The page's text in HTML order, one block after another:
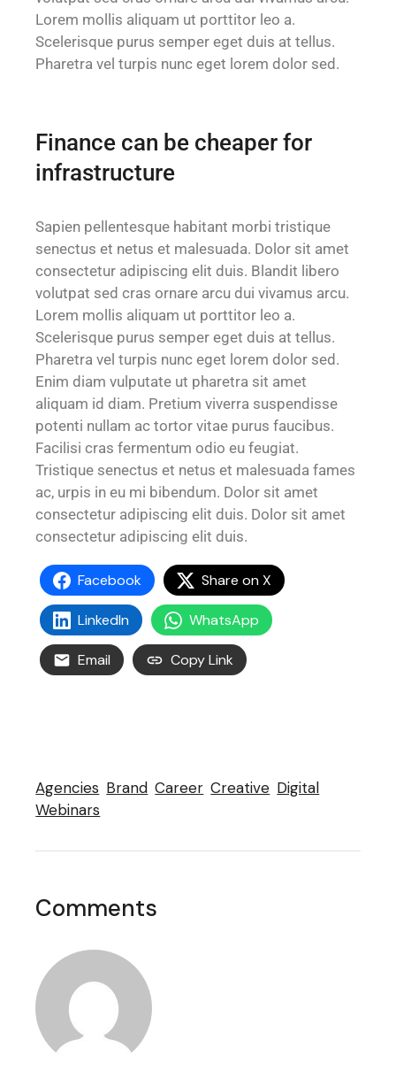
Lorem mollis aliquam ut porttitor leo a.
Scelerisque purus semper eget duis at tellus.
Pharetra vel turpis nunc eget lorem dolor sed.
Finance can be cheaper for
infrastructure
Sapien pellentesque habitant morbi tristique
senectus et netus et malesuada. Dolor sit amet
consectetur adipiscing elit duis. Blandit libero
volutpat sed cras ornare arcu dui vivamus arcu.
Lorem mollis aliquam ut porttitor leo a.
Scelerisque purus semper eget duis at tellus.
Pharetra vel turpis nunc eget lorem dolor sed.
Enim diam vulputate ut pharetra sit amet
aliquam id diam. Pretium viverra suspendisse
potenti nullam ac tortor vitae purus faucibus.
Facilisi cras fermentum odio eu feugiat.
Tristique senectus et netus et malesuada fames
ac, urpis in eu mi bibendum. Dolor sit amet
consectetur adipiscing elit duis. Dolor sit amet
consectetur adipiscing elit duis.
Facebook Share on X
LinkedIn WhatsApp
Email Copy Link
Agencies Brand Career Creative Digital
Webinars
Comments